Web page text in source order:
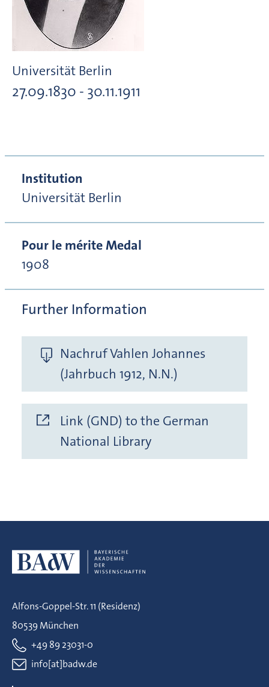
Universität Berlin
27.09.1830 - 30.11.1911
Institution
Universität Berlin
Pour le mérite Medal
1908
Further Information
Nachruf Vahlen Johannes
(Jahrbuch 1912, N.N.)
Link (GND) to the German
National Library
Alfons-Goppel-Str. 11 (Residenz)
80539 München
+49 89 23031-0
info[at]badw.de